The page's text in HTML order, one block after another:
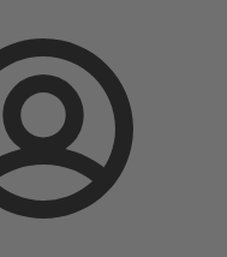
Kirjaudu
20